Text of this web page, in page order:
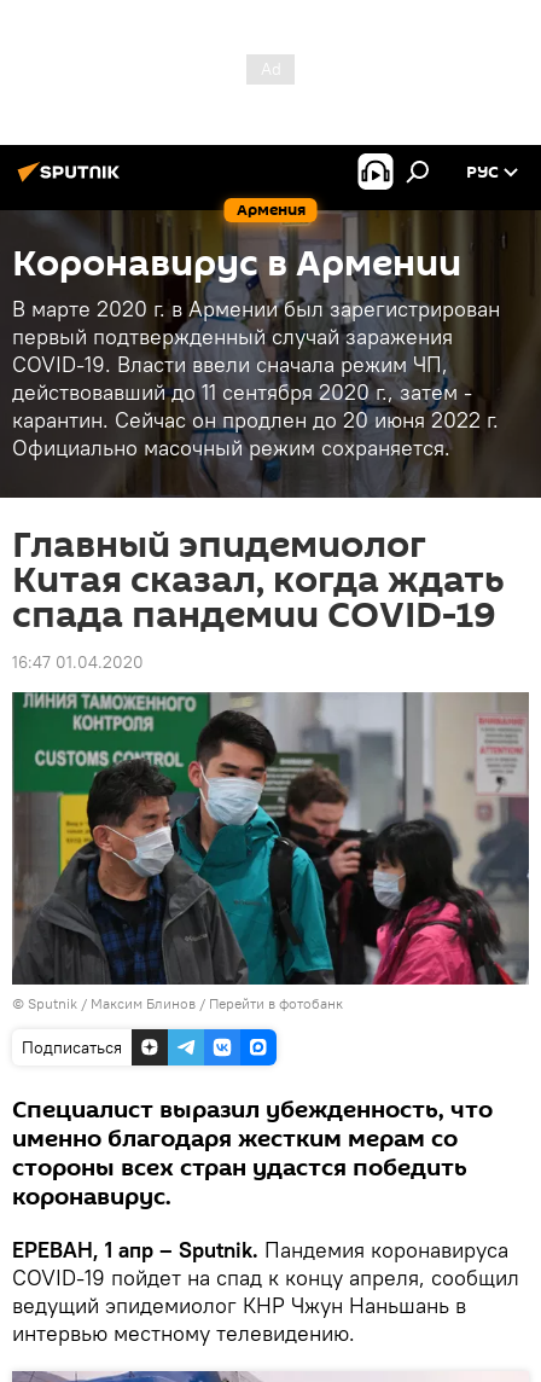
Армения
РУС
Коронавирус в Армении
В марте 2020 г. в Армении был зарегистрирован
первый подтвержденный случай заражения
COVID-19. Власти ввели сначала режим ЧП,
действовавший до 11 сентября 2020 г., затем -
карантин. Сейчас он продлен до 20 июня 2022 г.
Официально масочный режим сохраняется.
Главный эпидемиолог
Китая сказал, когда ждать
спада пандемии COVID-19
16:47 01.04.2020
© Sputnik / Максим Блинов / Перейти в фотобанк
Подписаться
Специалист выразил убежденность, что
именно благодаря жестким мерам со
стороны всех стран удастся победить
коронавирус.
ЕРЕВАН, 1 апр – Sputnik. Пандемия коронавируса
COVID-19 пойдет на спад к концу апреля, сообщил
ведущий эпидемиолог КНР Чжун Наньшань в
интервью местному телевидению.